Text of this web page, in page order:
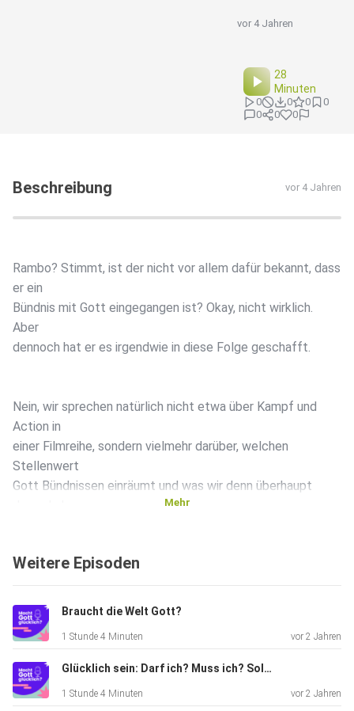
vor 4 Jahren
28
Minuten
0 0 0
0
0
0 0
Beschreibung vor 4 Jahren
Rambo? Stimmt, ist der nicht vor allem dafür bekannt, dass
er ein
Bündnis mit Gott eingegangen ist? Okay, nicht wirklich.
Aber
dennoch hat er es irgendwie in diese Folge geschafft.
Nein, wir sprechen natürlich nicht etwa über Kampf und
Action in
einer Filmreihe, sondern vielmehr darüber, welchen
Stellenwert
Gott Bündnissen einräumt und was wir denn überhaupt
aus einem der Rambo-Filme liefert uns
wunderbar passendes Sinnbild. Hör gerne rein!
Ja, und wenn du magst, kannst du uns natürlich auch
folgen:
Mehr
Weitere Episoden
Braucht die Welt Gott?
1 Stunde 4 Minuten vor 2 Jahren
Glücklich sein: Darf ich? Muss ich? Soll ich?
1 Stunde 4 Minuten vor 2 Jahren